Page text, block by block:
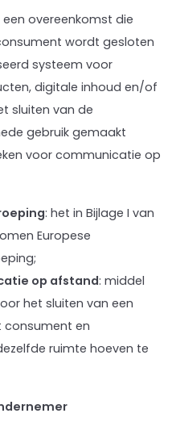
een overeenkomst die
wordt gesloten
systeem voor
digitale inhoud en/of
sluiten van de
gebruik gemaakt
voor communicatie op
: het in Bijlage I van
Europese
op afstand: middel
het sluiten van een
consument en
ruimte hoeven te